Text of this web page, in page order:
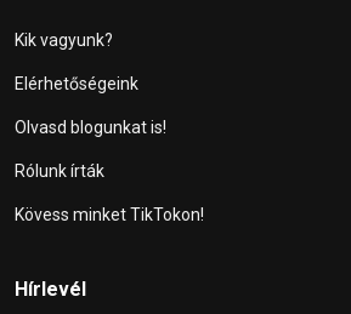
Kik vagyunk?
Elérhetőségeink
Olvasd blogunkat is!
Rólunk írták
Kövess minket TikTokon!
Hírlevél